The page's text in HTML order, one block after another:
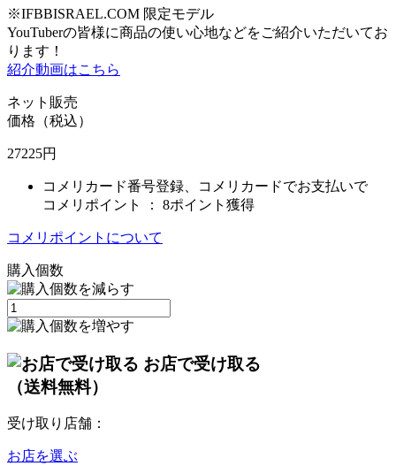
※IFBBISRAEL.COM 限定モデル
YouTuberの皆様に商品の使い心地などをご紹介いただいてお
ります！
紹介動画はこちら
ネット販売
価格（税込）
27225円
コメリカード番号登録、コメリカードでお支払いで
コメリポイント ： 8ポイント獲得
コメリポイントについて
購入個数
お店で受け取る
（送料無料）
受け取り店舗：
お店を選ぶ